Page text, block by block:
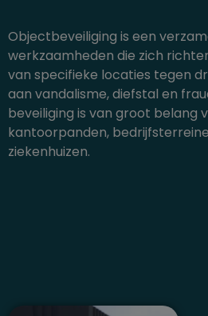
Objectbeveiliging is een
werkzaamheden die zich
van specifieke locaties tegen
aan vandalisme, diefstal en
beveiliging is van groot belang
kantoorpanden,
ziekenhuizen.